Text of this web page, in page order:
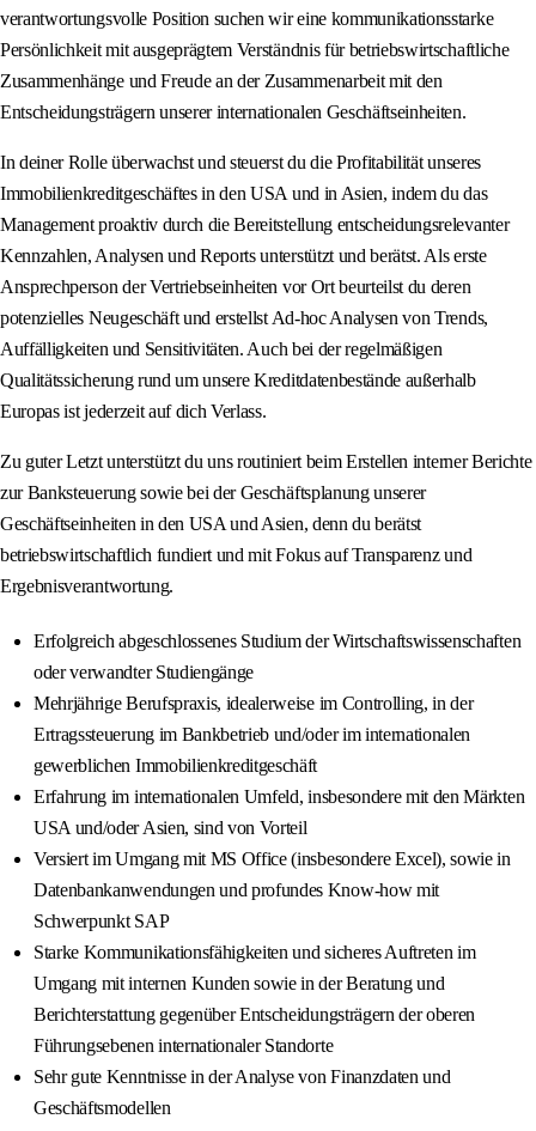
verantwortungsvolle Position suchen wir eine kommunikationsstarke
Persönlichkeit mit ausgeprägtem Verständnis für betriebswirtschaftliche
Zusammenhänge und Freude an der Zusammenarbeit mit den
Entscheidungsträgern unserer internationalen Geschäftseinheiten.
In deiner Rolle überwachst und steuerst du die Profitabilität unseres
Immobilienkreditgeschäftes in den USA und in Asien, indem du das
Management proaktiv durch die Bereitstellung entscheidungsrelevanter
Kennzahlen, Analysen und Reports unterstützt und berätst. Als erste
Ansprechperson der Vertriebseinheiten vor Ort beurteilst du deren
potenzielles Neugeschäft und erstellst Ad-hoc Analysen von Trends,
Auffälligkeiten und Sensitivitäten. Auch bei der regelmäßigen
Qualitätssicherung rund um unsere Kreditdatenbestände außerhalb
Europas ist jederzeit auf dich Verlass.
Zu guter Letzt unterstützt du uns routiniert beim Erstellen interner Berichte
zur Banksteuerung sowie bei der Geschäftsplanung unserer
Geschäftseinheiten in den USA und Asien, denn du berätst
betriebswirtschaftlich fundiert und mit Fokus auf Transparenz und
Ergebnisverantwortung.
Erfolgreich abgeschlossenes Studium der Wirtschaftswissenschaften
oder verwandter Studiengänge
Mehrjährige Berufspraxis, idealerweise im Controlling, in der
Ertragssteuerung im Bankbetrieb und/oder im internationalen
gewerblichen Immobilienkreditgeschäft
Erfahrung im internationalen Umfeld, insbesondere mit den Märkten
USA und/oder Asien, sind von Vorteil
Versiert im Umgang mit MS Office (insbesondere Excel), sowie in
Datenbankanwendungen und profundes Know-how mit
Schwerpunkt SAP
Starke Kommunikationsfähigkeiten und sicheres Auftreten im
Umgang mit internen Kunden sowie in der Beratung und
Berichterstattung gegenüber Entscheidungsträgern der oberen
Führungsebenen internationaler Standorte
Sehr gute Kenntnisse in der Analyse von Finanzdaten und
Geschäftsmodellen